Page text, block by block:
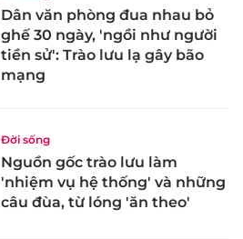
Dân văn phòng đua nhau bỏ
ghế 30 ngày, 'ngồi như người
tiền sử': Trào lưu lạ gây bão
mạng
Đời sống
Nguồn gốc trào lưu làm
'nhiệm vụ hệ thống' và những
câu đùa, từ lóng 'ăn theo'